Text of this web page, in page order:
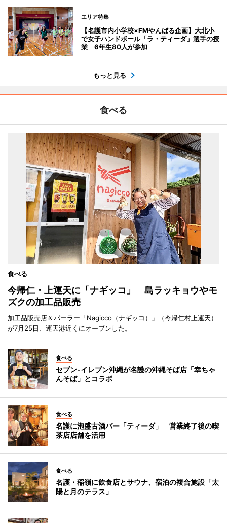
エリア特集
【名護市内小学校×FMやんばる企画】大北小
で女子ハンドボール「ラ・ティーダ」選手の授
業 6年生80人が参加
もっと見る
食べる
食べる
今帰仁・上運天に「ナギッコ」 島ラッキョウやモ
ズクの加工品販売
加工品販売店＆パーラー「Nagicco（ナギッコ）」（今帰仁村上運天）
が7月25日、運天港近くにオープンした。
食べる
セブン‐イレブン沖縄が名護の沖縄そば店「幸ちゃ
んそば」とコラボ
食べる
名護に泡盛古酒バー「ティーダ」 営業終了後の喫
茶店店舗を活用
食べる
名護・稲嶺に飲食店とサウナ、宿泊の複合施設「太
陽と月のテラス」